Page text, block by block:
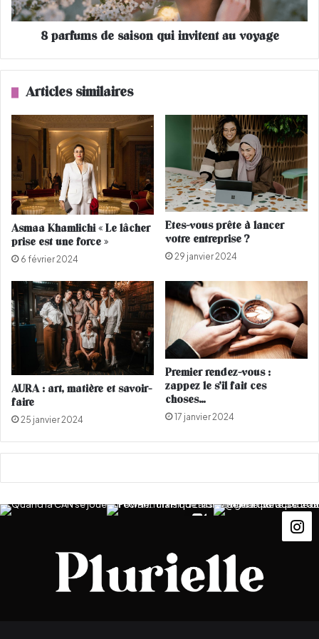
l
a
i
n
B
e
l
l
a
H
d
i
d
s
'
a
t
t
i
r
l
s
s
d
n
n
v
i
t
e
t
a
u
v
o
y
g
e
8 parfums de saison qui invitent au voyage
Articles similaires
Asmaa Khamlichi « Le lâcher
prise est une force »
6 février 2024
Etes-vous prête à lancer
votre entreprise ?
29 janvier 2024
AURA : art, matière et savoir-
faire
25 janvier 2024
Premier rendez-vous :
zappez le s’il fait ces
choses…
17 janvier 2024